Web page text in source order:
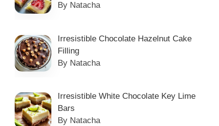
By Natacha
Irresistible Chocolate Hazelnut Cake
Filling
By Natacha
Irresistible White Chocolate Key Lime
Bars
By Natacha